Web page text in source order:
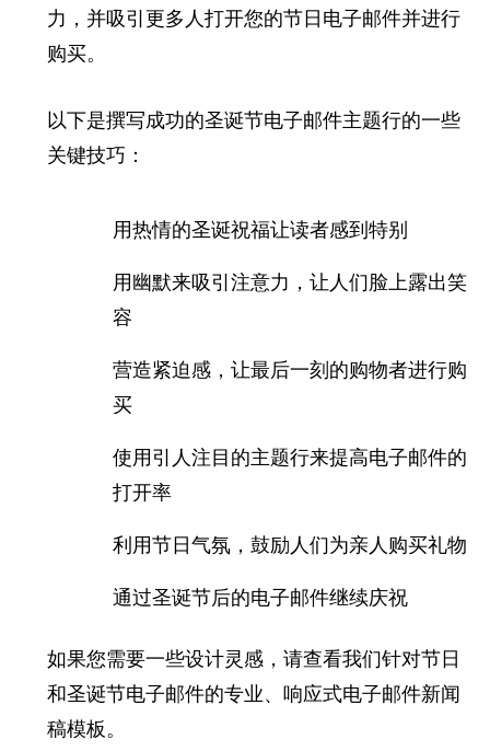
力，并吸引更多人打开您的节日电子邮件并进行
购买。
以下是撰写成功的圣诞节电子邮件主题行的一些
关键技巧：
用热情的圣诞祝福让读者感到特别
用幽默来吸引注意力，让人们脸上露出笑
容
营造紧迫感，让最后一刻的购物者进行购
买
使用引人注目的主题行来提高电子邮件的
打开率
利用节日气氛，鼓励人们为亲人购买礼物
通过圣诞节后的电子邮件继续庆祝
如果您需要一些设计灵感，请查看我们针对节日
和圣诞节电子邮件的专业、响应式电子邮件新闻
稿模板。